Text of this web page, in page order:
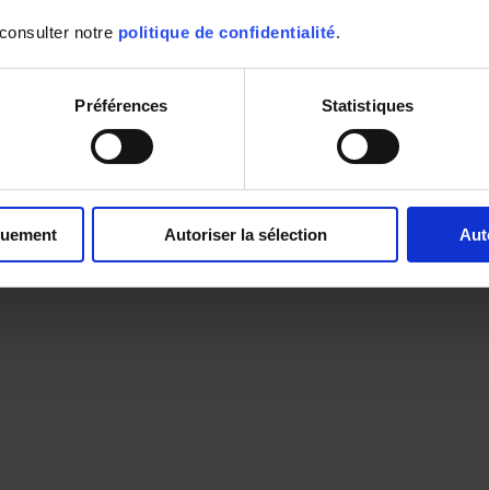
notre politique de confidentialité.
Préférences Statistiques
Autoriser la sélection